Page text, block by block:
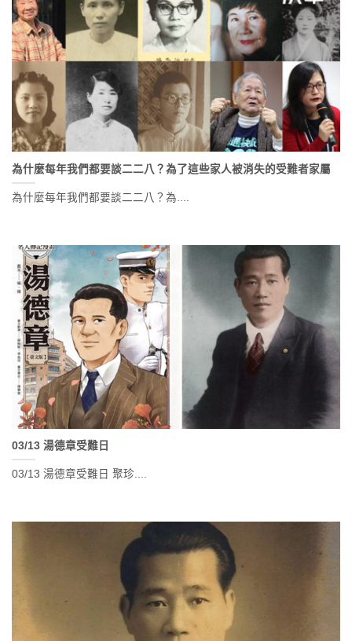
為什麼每年我們都要談二二八？為了這些家人被消失的受難者家屬
為什麼每年我們都要談二二八？為....
03/13 湯德章受難日
03/13 湯德章受難日 聚珍....